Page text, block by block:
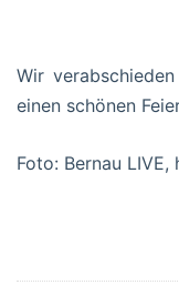
Wir
einen schönen
Foto: Bernau LIVE,